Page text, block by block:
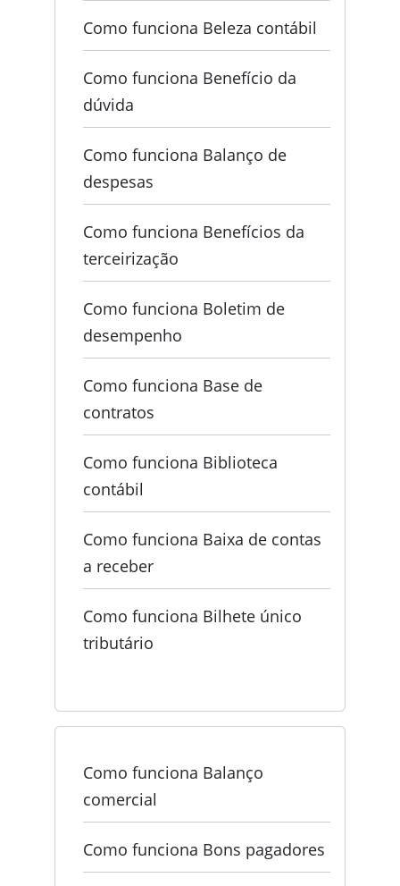
Como funciona Beleza contábil
Como funciona Benefício da
dúvida
Como funciona Balanço de
despesas
Como funciona Benefícios da
terceirização
Como funciona Boletim de
desempenho
Como funciona Base de
contratos
Como funciona Biblioteca
contábil
Como funciona Baixa de contas
a receber
Como funciona Bilhete único
tributário
Como funciona Balanço
comercial
Como funciona Bons pagadores